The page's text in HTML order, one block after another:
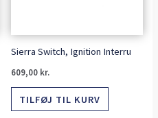
Sierra Switch, Ignition Interru
609,00 kr.
TILFØJ TIL KURV